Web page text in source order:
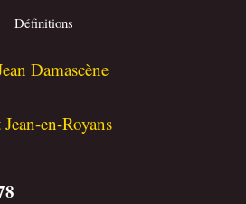
Définitions
Damascène
en-Royans